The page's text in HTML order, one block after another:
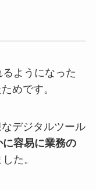
ようになった
めです。
デジタルツール
に容易に業務の
た。